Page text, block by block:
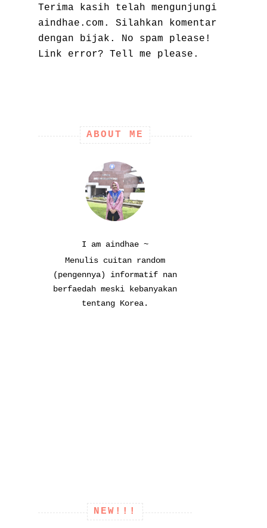
Terima kasih telah mengunjungi
aindhae.com. Silahkan komentar
dengan bijak. No spam please!
Link error? Tell me please.
ABOUT ME
I am aindhae ~
Menulis cuitan random
(pengennya) informatif nan
berfaedah meski kebanyakan
tentang Korea.
NEW!!!